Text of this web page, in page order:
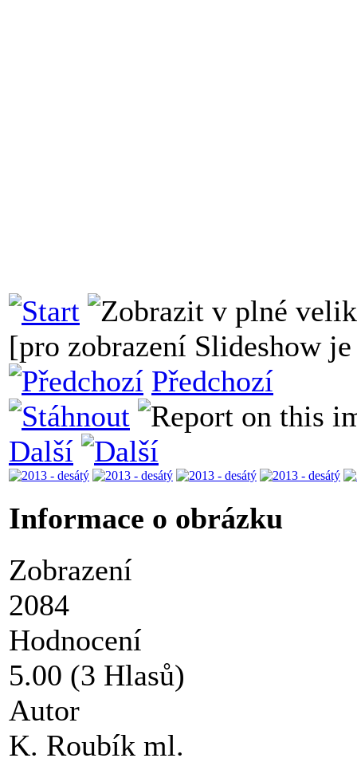
[pro zobrazení Slideshow
Předchozí
Další
Informace o obrázku
Zobrazení
2084
Hodnocení
5.00 (3 Hlasů)
Autor
K. Roubík ml.